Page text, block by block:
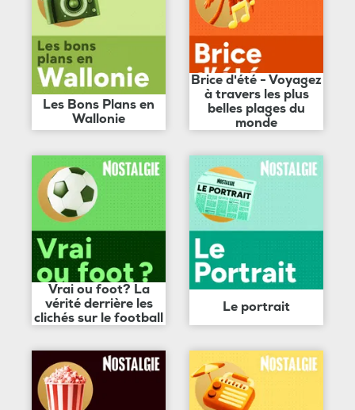
Les Bons Plans en
Wallonie
Brice d'été - Voyagez
à travers les plus
belles plages du
monde
Vrai ou foot? La
vérité derrière les
clichés sur le football
Le portrait